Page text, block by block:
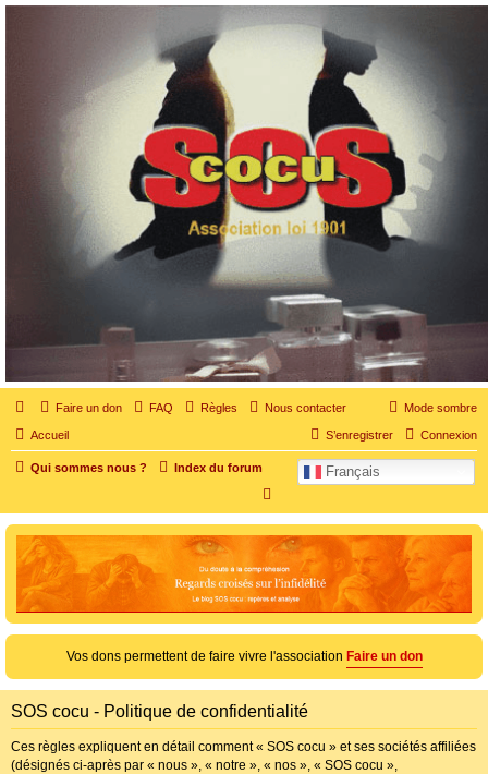
SOS cocu
SOS cocu est une association loi 1901 dont l'objet est le soutien aux victimes d'adultère.
Pouvoir parler, se confier, recevoir un soutien moral pour traverser une situation
personnelle douloureuse
Mode sombre
Faire un don FAQ Règles Nous contacter
Accueil Connexion
S’enregistrer
Qui sommes nous ? Index du forum Français
c
h
e
r
c
h
r
Vos dons permettent de faire vivre l'association Faire un don
SOS cocu - Politique de confidentialité
Ces règles expliquent en détail comment « SOS cocu » et ses sociétés affiliées
(désignés ci-après par « nous », « notre », « nos », « SOS cocu »,